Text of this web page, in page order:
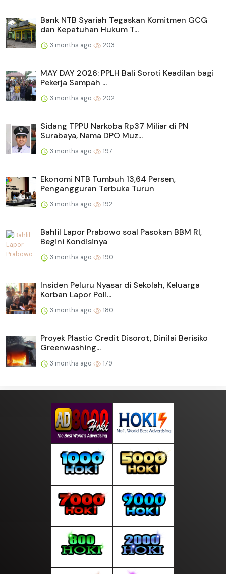
Bank NTB Syariah Tegaskan Komitmen GCG
dan Kepatuhan Hukum T...
3 months ago 203
MAY DAY 2026: PPLH Bali Soroti Keadilan bagi
Pekerja Sampah ...
3 months ago 202
Sidang TPPU Narkoba Rp37 Miliar di PN
Surabaya, Nama DPO Muz...
3 months ago 197
Ekonomi NTB Tumbuh 13,64 Persen,
Pengangguran Terbuka Turun
3 months ago 192
Bahlil Lapor Prabowo soal Pasokan BBM RI,
Begini Kondisinya
3 months ago 190
Insiden Peluru Nyasar di Sekolah, Keluarga
Korban Lapor Poli...
3 months ago 180
Proyek Plastic Credit Disorot, Dinilai Berisiko
Greenwashing...
3 months ago 179